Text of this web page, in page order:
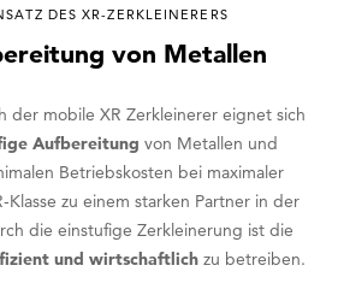
DES XR-ZERKLEINERERS
von Metallen
der mobile XR Zerkleinerer eignet sich
Aufbereitung von Metallen und
Betriebskosten bei maximaler
Klasse zu einem starken Partner in der
die einstufige Zerkleinerung ist die
und wirtschaftlich zu betreiben.